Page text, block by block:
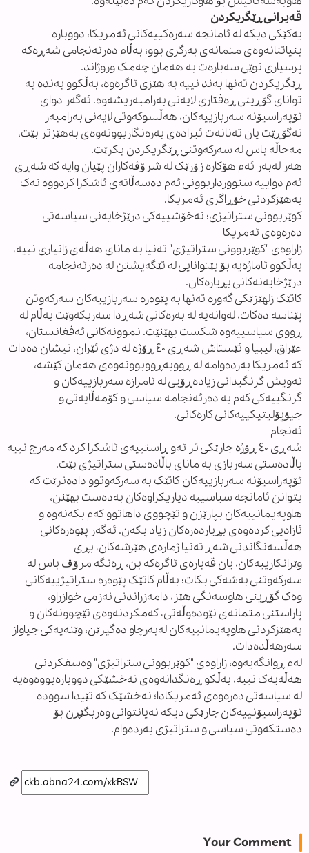
قەیرانی ڕێگریکردن
یەکێکی دیکە لە ئامانجە سەرەکییەکانی ئەمریکا، دووبارە
بنیاتنانەوەی متمانەی بەرگری بوو؛ بەڵام دەرئەنجامی شەڕەکە
پرسیاری نوێی سەبارەت بە هەمان چەمک وروژاند.
ڕێگریکردن تەنها بەند نییە بە هێزی ئاگرەوە، بەڵکوو بەندە بە
توانای گۆڕینی ڕەفتاری لایەنی بەرامبەریشەوە. ئەگەر دوای
ئۆپەراسیۆنە سەربازییەکان، هەڵسوکەوتی لایەنی بەرامبەر
نەگۆڕێت یان تەنانەت ئیرادەی بەرەنگاربوونەوەی بەهێزتر بێت،
مەحاڵە باس لە سەرکەوتنی ڕێگریکردن بکرێت.
هەر لەبەر ئەم هۆکارە زۆرێک لە شرۆڤەکاران پێیان وایە کە شەڕی
ئەم دواییە سنوورداربوونی ئەم دەسەڵاتەی ئاشکرا کردووە نەک
بەهێزکردنی خۆڕاگری ئەمریکا.
کوێربوونی ستراتیژی؛ نەخۆشییەکی درێژخایەنی سیاسەتی
دەرەوەی ئەمریکا
زاراوەی "کوێربوونی ستراتیژی" تەنیا بە مانای هەڵەی زانیاری نییە،
بەڵکوو ئاماژەیە بۆ بێتوانایی لە تێگەیشتن لە دەرئەنجامە
درێژخایەنەکانی بڕیارەکان.
کاتێک زلهێزێکی گەورە تەنها بە پێوەرە سەربازییەکان سەرکەوتن
پێناسە دەکات، لەوانەیە لە بەرەکانی شەڕدا سەربکەوێت بەڵام لە
ڕووی سیاسییەوە شکست بهێنێت. نموونەکانی ئەفغانستان،
عێراق، لیبیا و ئێستاش شەڕی ٤٠ ڕۆژە لە دژی ئێران، نیشان دەدات
کە ئەمریکا بەردەوامە لە ڕووبەڕووبوونەوەی هەمان کێشە،
ئەویش گرنگیدانی زیادەڕۆیی لە ئامرازە سەربازییەکان و
گرنگییەکی کەم بە دەرئەنجامە سیاسی و کۆمەڵایەتی و
جیۆپۆلیتیکییەکانی کارەکانی.
ئەنجام
شەڕی ٤٠ ڕۆژە جارێکی تر ئەو ڕاستییەی ئاشکرا کرد کە مەرج نییە
باڵادەستی سەربازی بە مانای باڵادەستی ستراتیژی بێت.
ئۆپەراسیۆنە سەربازییەکان کاتێک بە سەرکەوتوو دادەنرێت کە
بتوانن ئامانجە سیاسییە دیاریکراوەکان بەدەست بهێنن،
هاوپەیمانییەکان بپارێزن و تێچووی داهاتوو کەم بکەنەوە و
ئازادیی کردەوەی بڕیاردەرەکان زیاد بکەن. ئەگەر پێوەرەکانی
هەڵسەنگاندنی شەڕ تەنیا ژمارەی هێرشەکان، بڕی
وێرانکارییەکان، یان قەبارەی ئاگرەکە بن، ڕەنگە مرۆڤ باس لە
سەرکەوتنی بەشەکی بکات؛ بەڵام کاتێک پێوەرە ستراتیژییەکانی
وەک گۆڕینی هاوسەنگی هێز، دامەزراندنی نەزمی خوازراو،
پاراستنی متمانەی نێودەوڵەتی، کەمکردنەوەی تێچوونەکان و
بەهێزکردنی هاوپەیمانییەکان لەبەرچاو دەگیرێن، وێنەیەکی جیاواز
سەرهەڵدەدات.
لەم ڕوانگەیەوە، زاراوەی "کوێربوونی ستراتیژی" وەسفکردنی
هەڵەیەک نییە، بەڵکو ڕەنگدانەوەی نەخشێکی دووبارەبووەوەیە
لە سیاسەتی دەرەوەی ئەمریکادا؛ نەخشێک کە تێیدا سوودە
ئۆپەراسیۆنییەکان جارێکی دیکە نەیانتوانی وەربگێڕن بۆ
دەستکەوتی سیاسی و ستراتیژی بەردەوام.
Your Comment